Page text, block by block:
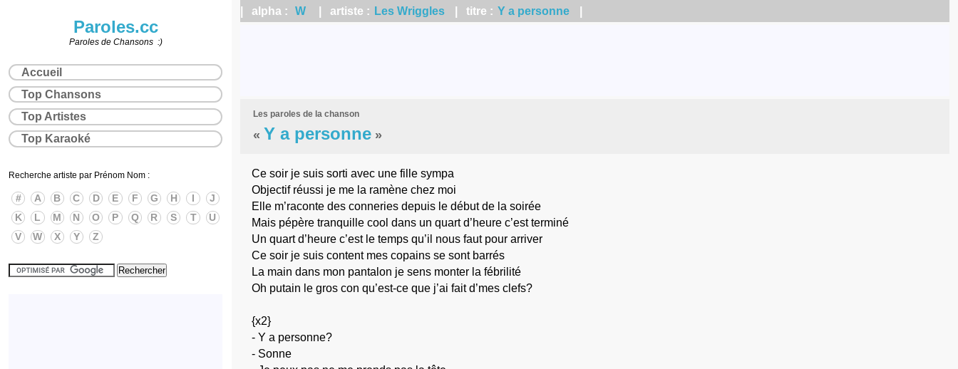
| alpha : W | artiste : Les Wriggles | titre : Y a personne
Les paroles de la chanson
« Y a personne »
Ce soir je suis sorti avec une fille sympa
Objectif réussi je me la ramène chez moi
Elle m’raconte des conneries depuis le début de la soirée
Mais pépère tranquille cool dans un quart d’heure c’est terminé
Un quart d’heure c’est le temps qu’il nous faut pour arriver
Ce soir je suis content mes copains se sont barrés
La main dans mon pantalon je sens monter la fébrilité
Oh putain le gros con qu’est-ce que j’ai fait d’mes clefs?
{x2}
- Y a personne?
- Sonne
Paroles.cc
Paroles de Chansons :)
Accueil
Top Chansons
Top Artistes
Top Karaoké
Recherche artiste par Prénom Nom :
# A B C D E F G H I
J
K
L M N O P Q R S T
U
V
W X Y Z